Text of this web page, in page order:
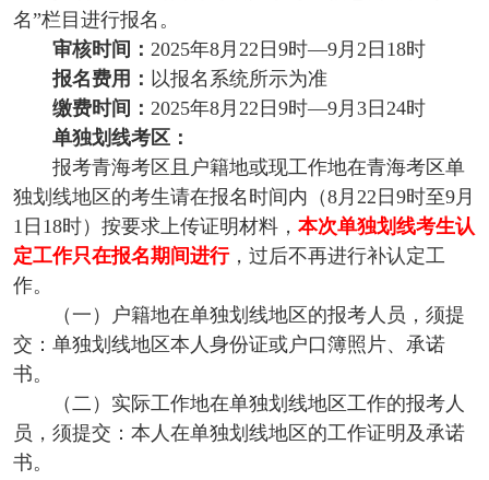
名”栏目进行报名。
审核时间： 2025年8月22日9时—9月2日18时
报名费用： 以报名系统所示为准
缴费时间： 2025年8月22日9时—9月3日24时
单独划线考区：
报考青海考区且户籍地或现工作地在青海考区单
独划线地区的考生请在报名时间内（8月22日9时至9月
1日18时）按要求上传证明材料， 本次单独划线考生认
定工作只在报名期间进行，过后不再进行补认定工
作。
（一）户籍地在单独划线地区的报考人员，须提
交：单独划线地区本人身份证或户口簿照片、承诺
书。
（二）实际工作地在单独划线地区工作的报考人
员，须提交：本人在单独划线地区的工作证明及承诺
书。